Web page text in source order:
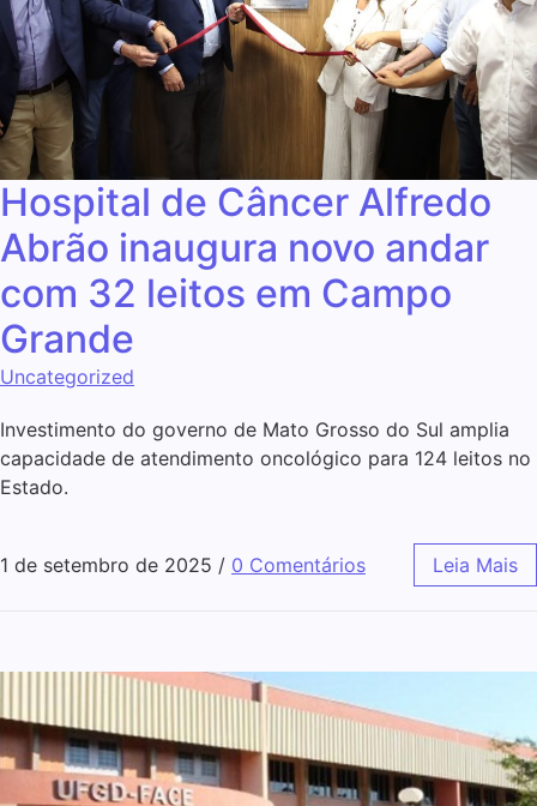
Hospital de Câncer Alfredo
Abrão inaugura novo andar
com 32 leitos em Campo
Grande
Uncategorized
Investimento do governo de Mato Grosso do Sul amplia
capacidade de atendimento oncológico para 124 leitos no
Estado.
1 de setembro de 2025 / 0 Comentários Leia Mais